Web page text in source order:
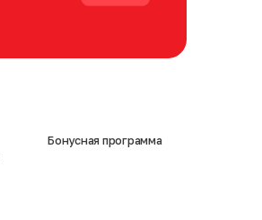
Бонусная программа